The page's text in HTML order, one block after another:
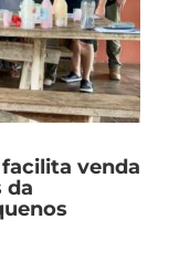
venda
da